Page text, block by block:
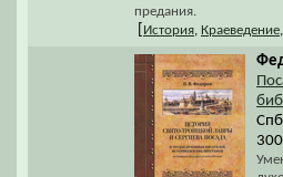
предания.
История, Краеведение